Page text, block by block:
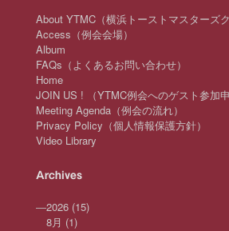
About YTMC（横浜トーストマスターズ
Access（例会会場）
Album
FAQs（よくあるお問い合わせ）
Home
JOIN US ! （YTMC例会へのゲスト参加申
Meeting Agenda（例会の流れ）
Privacy Policy（個人情報保護方針）
Video Library
Archives
—2026 (15)
8月 (1)